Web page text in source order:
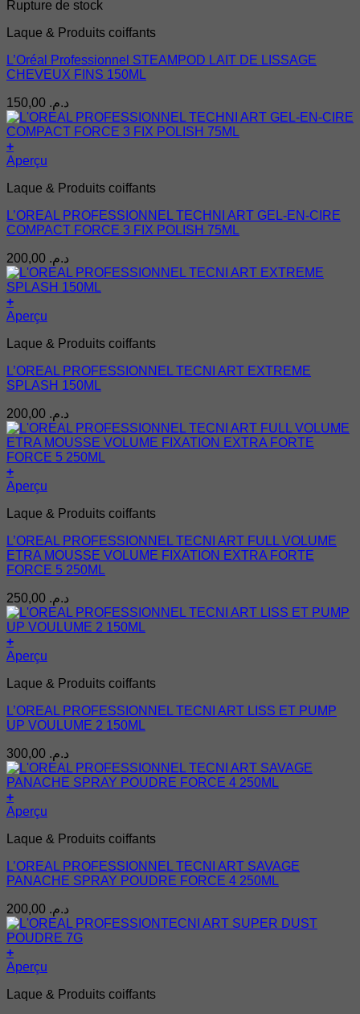
Rupture de stock
Laque & Produits coiffants
L’Oréal Professionnel STEAMPOD LAIT DE LISSAGE
CHEVEUX FINS 150ML
د.م.
+
Aperçu
Laque & Produits coiffants
L’OREAL PROFESSIONNEL TECHNI ART GEL-EN-CIRE
COMPACT FORCE 3 FIX POLISH 75ML
د.م.
+
Aperçu
Laque & Produits coiffants
L’OREAL PROFESSIONNEL TECNI ART EXTREME
SPLASH 150ML
د.م.
+
Aperçu
Laque & Produits coiffants
L’OREAL PROFESSIONNEL TECNI ART FULL VOLUME
ETRA MOUSSE VOLUME FIXATION EXTRA FORTE
FORCE 5 250ML
د.م.
+
Aperçu
Laque & Produits coiffants
L’OREAL PROFESSIONNEL TECNI ART LISS ET PUMP
UP VOULUME 2 150ML
د.م.
+
Aperçu
Laque & Produits coiffants
L’OREAL PROFESSIONNEL TECNI ART SAVAGE
PANACHE SPRAY POUDRE FORCE 4 250ML
د.م.
+
Aperçu
Laque & Produits coiffants